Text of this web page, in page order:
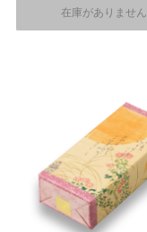
在庫がありません